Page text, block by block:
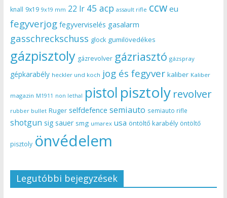
knall 9x19 9x19 mm 22 lr 45 acp assault rifle ccw eu
fegyverjog fegyverviselés gasalarm
gasschreckschuss glock gumilövedékes
gázpisztoly gázrevolver gázriasztó gázspray
gépkarabély heckler und koch jog és fegyver kaliber Kaliber
magazin M1911 non lethal pistol pisztoly revolver
rubber bullet Ruger selfdefence semiauto semiauto rifle
shotgun sig sauer smg umarex usa öntöltő karabély öntöltő
pisztoly önvédelem
Legutóbbi bejegyzések